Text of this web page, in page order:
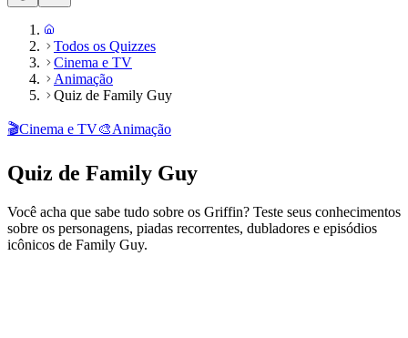
Todos os Quizzes
Cinema e TV
Animação
Quiz de Family Guy
🎬Cinema e TV🎨Animação
Quiz de Family Guy
Você acha que sabe tudo sobre os Griffin? Teste seus conhecimentos
sobre os personagens, piadas recorrentes, dubladores e episódios
icônicos de Family Guy.